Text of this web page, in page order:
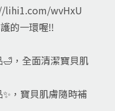
lihi1.com/wvHxU
的一環喔‼️
，全面清潔寶貝肌
，寶貝肌膚隨時補